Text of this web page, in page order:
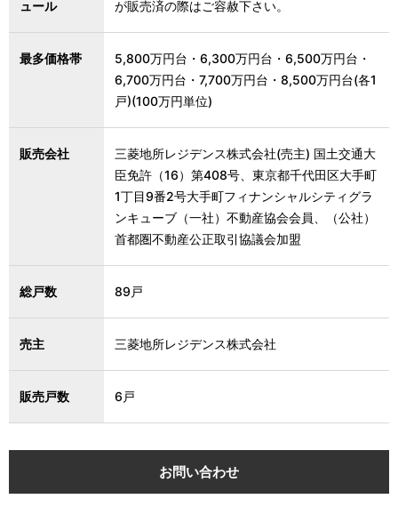
ュール
が販売済の際はご容赦下さい。
最多価格帯
5,800万円台・6,300万円台・6,500万円台・
6,700万円台・7,700万円台・8,500万円台(各1
戸)(100万円単位)
販売会社
三菱地所レジデンス株式会社(売主) 国土交通大
臣免許（16）第408号、東京都千代田区大手町
1丁目9番2号大手町フィナンシャルシティグラ
ンキューブ（一社）不動産協会会員、（公社）
首都圏不動産公正取引協議会加盟
総戸数 89戸
売主 三菱地所レジデンス株式会社
販売戸数 6戸
お問い合わせ